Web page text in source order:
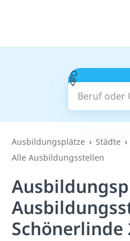
Beruf oder
Ausbildungsplätze Städte
Alle Ausbildungsstellen
Schönerlinde